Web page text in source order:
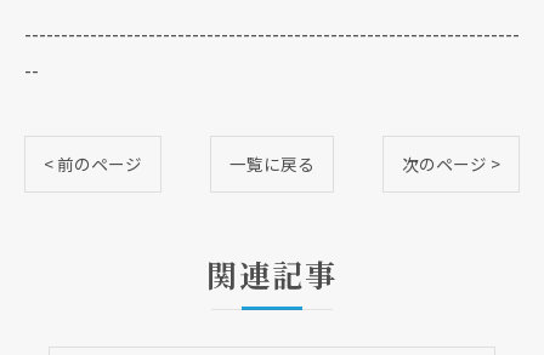
--------------------------------------------------------------------
--
< 前のページ 一覧に戻る 次のページ >
関連記事